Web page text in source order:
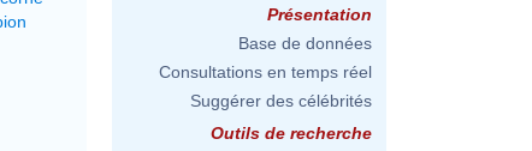
Présentation
Base de données
Consultations en temps réel
Suggérer des célébrités
Outils de recherche